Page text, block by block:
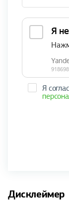
Я
Дисклеймер